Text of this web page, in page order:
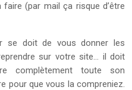
(par mail ça risque d’être
se doit de vous donner les
sur votre site… il doit
complètement toute son
pour que vous la compreniez.